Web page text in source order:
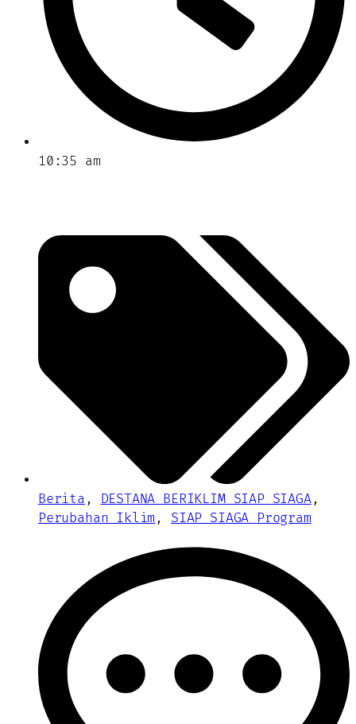
10:35 am
Berita , DESTANA BERIKLIM SIAP SIAGA,
Perubahan Iklim , SIAP SIAGA Program